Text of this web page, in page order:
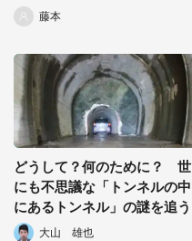
激写される
藤本
どうして？何のために？ 世
にも不思議な「トンネルの中
にあるトンネル」の謎を追う
大山 雄也